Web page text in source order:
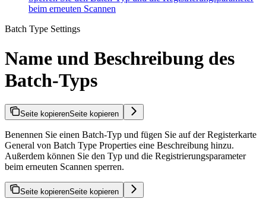
beim erneuten Scannen
Batch Type Settings
Name und Beschreibung des
Batch-Typs
Seite kopierenSeite kopieren
Benennen Sie einen Batch-Typ und fügen Sie auf der Registerkarte
General von Batch Type Properties eine Beschreibung hinzu.
Außerdem können Sie den Typ und die Registrierungsparameter
beim erneuten Scannen sperren.
Seite kopierenSeite kopieren